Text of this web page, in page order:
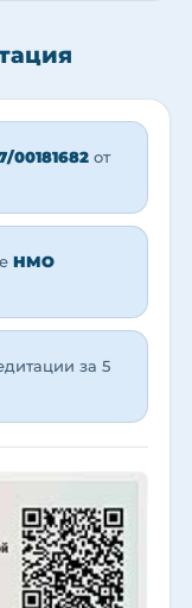
00181682 от
НМО
за 5